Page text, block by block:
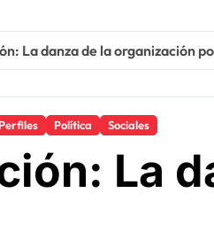
La danza de la organización
Perfiles Política Sociales
La